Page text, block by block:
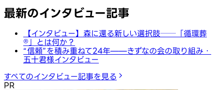
最新のインタビュー記事
【インタビュー】森に還る新しい選択肢──「循環葬
®︎」とは何か？
“信頼”を積み重ねて24年——きずなの会の取り組み・
五十君様インタビュー
すべてのインタビュー記事を見る
PR